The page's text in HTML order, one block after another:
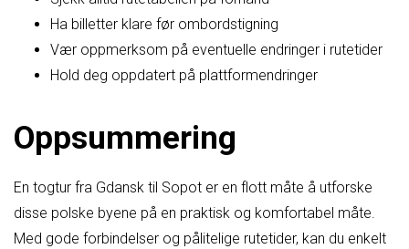
Ha billetter klare før ombordstigning
Vær oppmerksom på eventuelle endringer i rutetider
Hold deg oppdatert på plattformendringer
Oppsummering
En togtur fra Gdansk til Sopot er en flott måte å utforske
disse polske byene på en praktisk og komfortabel måte.
Med gode forbindelser og pålitelige rutetider, kan du enkelt